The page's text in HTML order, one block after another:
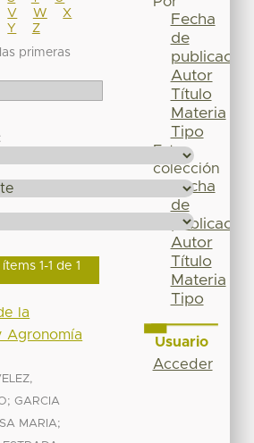
V
W
X
Y
Z
primeras
1-1 de 1
la
Agronomía
;GARCIA
MARIA;
Fecha
de
publicación
Autor
Título
Materia
Tipo
Esta
colección
Fecha
de
publicación
Autor
Título
Materia
Tipo
Usuario
Acceder